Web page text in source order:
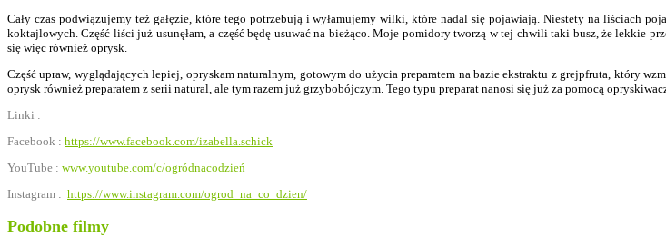
Cały czas podwiązujemy też gałęzie, które tego potrzebują i wyłamujemy wilki, które nadal się pojawiają. Niestety na liściach
koktajlowych. Część liści już usunęłam, a część będę usuwać na bieżąco. Moje pomidory tworzą w tej chwili taki busz, że lekkie
się więc również oprysk.
Część upraw, wyglądających lepiej, opryskam naturalnym, gotowym do użycia preparatem na bazie ekstraktu z grejpfruta, który
oprysk również preparatem z serii natural, ale tym razem już grzybobójczym. Tego typu preparat nanosi się już za pomocą
Linki :
Facebook : https://www.facebook.com/izabella.schick
YouTube : www.youtube.com/c/ogródnacodzień
Instagram : https://www.instagram.com/ogrod_na_co_dzien/
Podobne filmy